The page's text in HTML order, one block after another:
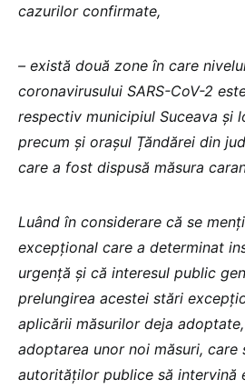
cazurilor confirmate,
– există două zone în care
coronavirusului SARS-CoV-2
respectiv municipiul Suceava și
precum și orașul Țăndărei din
care a fost dispusă măsura
Luând în considerare că se
excepțional care a determinat
urgență și că interesul public
prelungirea acestei stări
aplicării măsurilor deja
adoptarea unor noi măsuri, care
autorităților publice să intervină